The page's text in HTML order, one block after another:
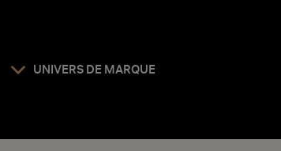
UNIVERS DE MARQUE